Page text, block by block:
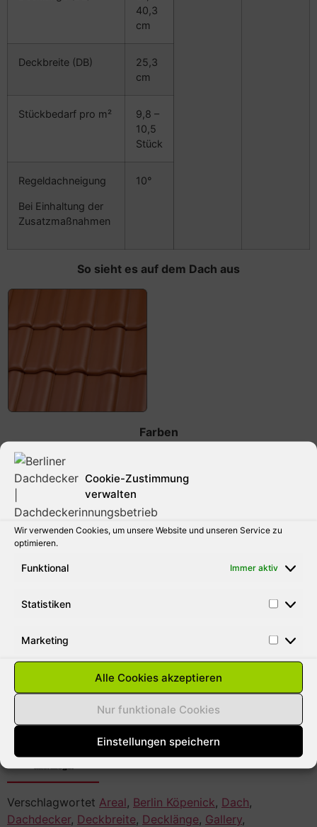
Cookie-Zustimmung
verwalten
Wir verwenden Cookies, um unsere Website und unseren Service zu
optimieren.
Funktional Immer aktiv
Statistiken
Marketing
Alle Cookies akzeptieren
Nur funktionale Cookies
Einstellungen speichern
40,3
cm
Deckbreite (DB)
25,3
cm
Stückbedarf pro m²
9,8 –
10,5
Stück
Regeldachneigung
Bei Einhaltung der
Zusatzmaßnahmen
10°
So sieht es auf dem Dach aus
Farben
mit freundlicher Unterstützung von
Verschlagwortet Areal, Berlin Köpenick, Dach,
Dachdecker, Deckbreite, Decklänge, Gallery,